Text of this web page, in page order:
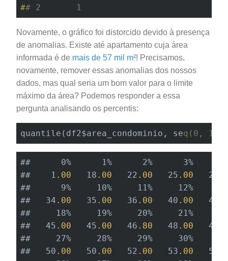
## 2       1
Novamente, o gráfico foi distorcido devido à presença
de anomalias. Existe até apartamento cuja área
informada é de mais de 57 mil m²! Precisamos,
novamente, remover essas anomalias dos nossos
dados, mas qual seria um bom valor para o limite
máximo da área? Podemos responder a essa
pergunta analisando os percentis:
quantile(df2$area_condominio, seq(0, 1,
##      0%      1%      2%      3%
##    1 .00
   18
.00
   22
.00
   25
.00
   26
##      9%     10%     11%     12%
##   34 .00
   35
.00
   36
.00
   40
.00
   40
##     18%     19%     20%     21%
##   45 .00
   45
.00
   46
.80
   48
.00
   49
##     27%     28%     29%     30%
##   50 .00
   50
.00
   52
.00
   53
.00
   55